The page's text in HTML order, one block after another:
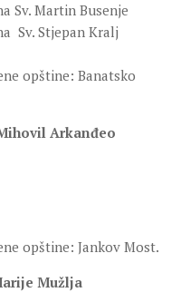
Sv. Martin Busenje
Sv. Stjepan Kralj
opštine: Banatsko
Arkanđeo
opštine: Jankov Most.
Mužlja